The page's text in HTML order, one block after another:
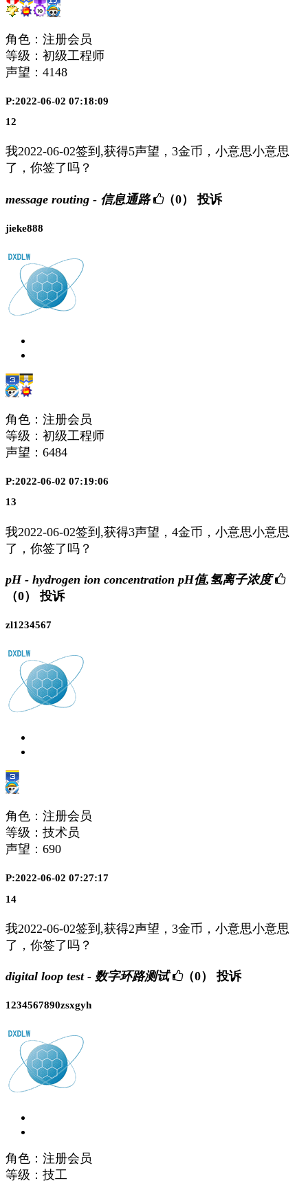
角色：注册会员
等级：初级工程师
声望： 4148
P:2022-06-02 07:18:09
12
我2022-06-02签到,获得5声望，3金币，小意思小意思
了，你签了吗？
message routing - 信息通路 （0） 投诉
jieke888
角色：注册会员
等级：初级工程师
声望： 6484
P:2022-06-02 07:19:06
13
我2022-06-02签到,获得3声望，4金币，小意思小意思
了，你签了吗？
pH - hydrogen ion concentration pH值,氢离子浓度
（0）
投诉
zl1234567
角色：注册会员
等级：技术员
声望： 690
P:2022-06-02 07:27:17
14
我2022-06-02签到,获得2声望，3金币，小意思小意思
了，你签了吗？
digital loop test - 数字环路测试 （0） 投诉
1234567890zsxgyh
角色：注册会员
等级：技工